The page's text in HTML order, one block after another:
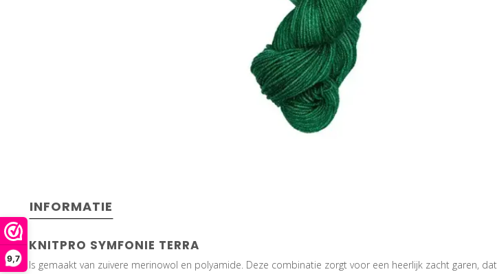
9,7
INFORMATIE
KNITPRO SYMFONIE TERRA
Is gemaakt van zuivere merinowol en polyamide. Deze combinatie zorgt voor een heerlijk zacht garen,